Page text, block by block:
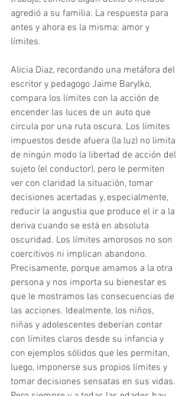
agredió a su familia. La respuesta para
antes y ahora es la misma: amor y
límites.
Alicia Diaz, recordando una metáfora del
escritor y pedagogo Jaime Barylko,
compara los límites con la acción de
encender las luces de un auto que
circula por una ruta oscura. Los límites
impuestos desde afuera (la luz) no limita
de ningún modo la libertad de acción del
sujeto (el conductor), pero le permiten
ver con claridad la situación, tomar
decisiones acertadas y, especialmente,
reducir la angustia que produce el ir a la
deriva cuando se está en absoluta
oscuridad. Los límites amorosos no son
coercitivos ni implican abandono.
Precisamente, porque amamos a la otra
persona y nos importa su bienestar es
que le mostramos las consecuencias de
las acciones. Idealmente, los niños,
niñas y adolescentes deberían contar
con límites claros desde su infancia y
con ejemplos sólidos que les permitan,
luego, imponerse sus propios límites y
tomar decisiones sensatas en sus vidas.